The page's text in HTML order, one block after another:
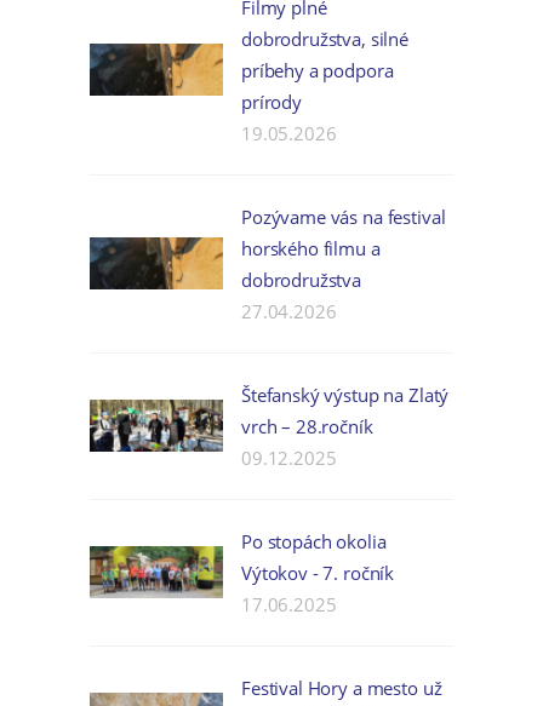
Filmy plné
dobrodružstva, silné
príbehy a podpora
prírody
19.05.2026
Pozývame vás na festival
horského filmu a
dobrodružstva
27.04.2026
Štefanský výstup na Zlatý
vrch – 28.ročník
09.12.2025
Po stopách okolia
Výtokov - 7. ročník
17.06.2025
Festival Hory a mesto už